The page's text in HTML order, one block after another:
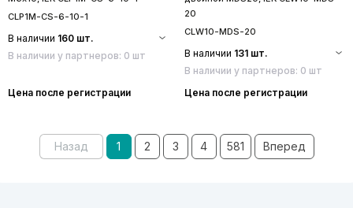
CLP1M-CS-6-10-1
В наличии 160 шт.
В наличии у партнеров: 0 шт
Цена после регистрации
20
CLW10-MDS-20
В наличии 131 шт.
В наличии у партнеров: 0 шт
Цена после регистрации
Назад 1 2 3 4 581 Вперед